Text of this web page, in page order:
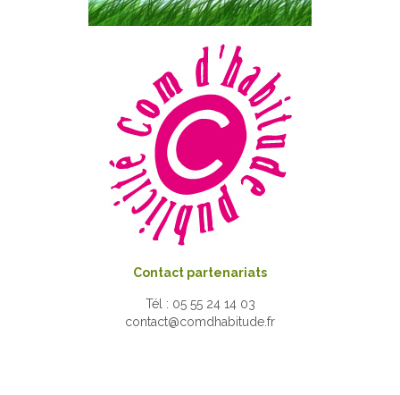
Contact partenariats
Tél : 05 55 24 14 03
contact@comdhabitude.fr